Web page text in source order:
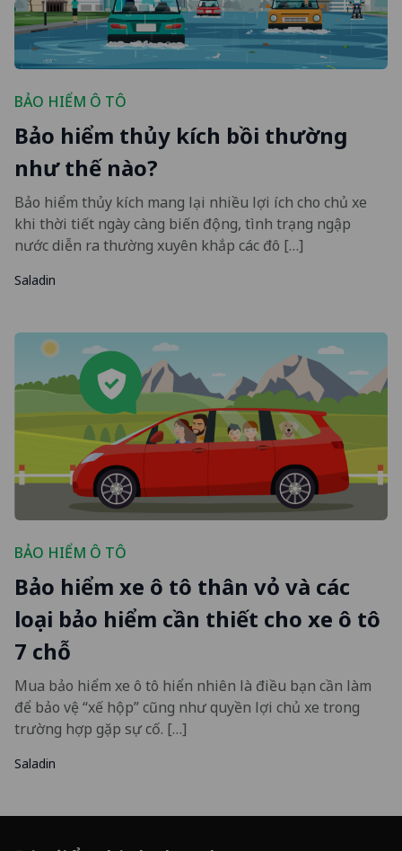
BẢO HIỂM Ô TÔ
Bảo hiểm thủy kích bồi thường
như thế nào?
Bảo hiểm thủy kích mang lại nhiều lợi ích cho chủ xe
khi thời tiết ngày càng biến động, tình trạng ngập
nước diễn ra thường xuyên khắp các đô […]
Saladin
BẢO HIỂM Ô TÔ
Bảo hiểm xe ô tô thân vỏ và các
loại bảo hiểm cần thiết cho xe ô tô
7 chỗ
Mua bảo hiểm xe ô tô hiển nhiên là điều bạn cần làm
để bảo vệ “xế hộp” cũng như quyền lợi chủ xe trong
trường hợp gặp sự cố. […]
Saladin